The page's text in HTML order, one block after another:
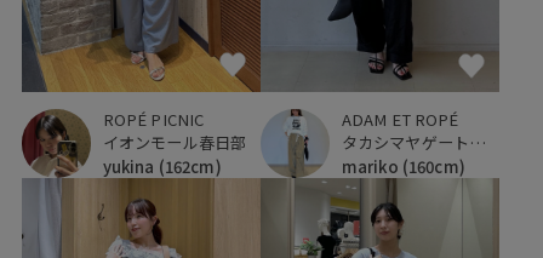
ROPÉ PICNIC
イオンモール春日部
yukina (162cm)
ADAM ET ROPÉ
タカシマヤゲートタワーモール
mariko (160cm)